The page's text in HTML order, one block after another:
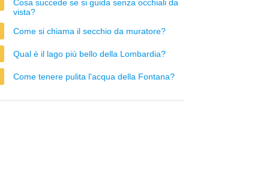
Cosa succede se si guida senza occhiali da
vista?
Come si chiama il secchio da muratore?
Qual è il lago più bello della Lombardia?
Come tenere pulita l'acqua della Fontana?